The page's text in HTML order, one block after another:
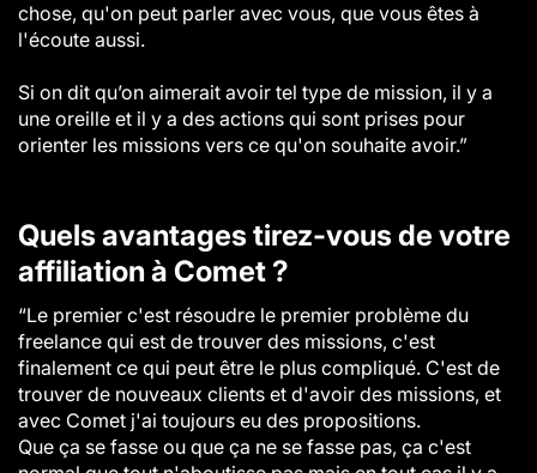
chose, qu'on peut parler avec vous, que vous êtes à
l'écoute aussi.
Si on dit qu’on aimerait avoir tel type de mission, il y a
une oreille et il y a des actions qui sont prises pour
orienter les missions vers ce qu'on souhaite avoir.”
Quels avantages tirez-vous de votre
affiliation à Comet ?
“Le premier c'est résoudre le premier problème du
freelance qui est de trouver des missions, c'est
finalement ce qui peut être le plus compliqué. C'est de
trouver de nouveaux clients et d'avoir des missions, et
avec Comet j'ai toujours eu des propositions.
Que ça se fasse ou que ça ne se fasse pas, ça c'est